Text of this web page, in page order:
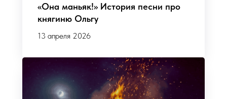
«Она маньяк!» История песни про
княгиню Ольгу
13 апреля 2026